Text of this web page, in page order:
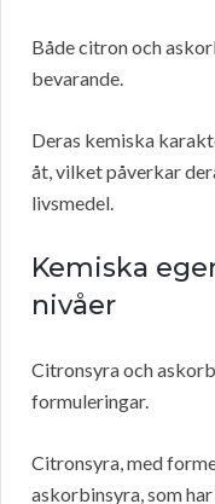
Både citron och
bevarande.
Deras kemiska
åt, vilket påverkar
livsmedel.
Kemiska
nivåer
Citronsyra och
formuleringar.
Citronsyra, med
askorbinsyra, som